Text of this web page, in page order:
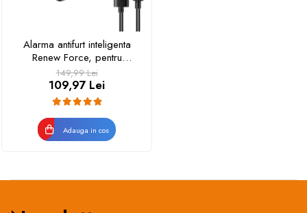
Alarma antifurt inteligenta
Renew Force, pentru
bicicleta, motocicleta,
trotineta 4 in 1 stop spate,
telecomanda wireless,
senzor frana, 3 sunete
alarma, reincarcabil USB, 4.5
x 4.5 x 3 cm, Negru
149,99 Lei
109,97 Lei
Adauga in cos